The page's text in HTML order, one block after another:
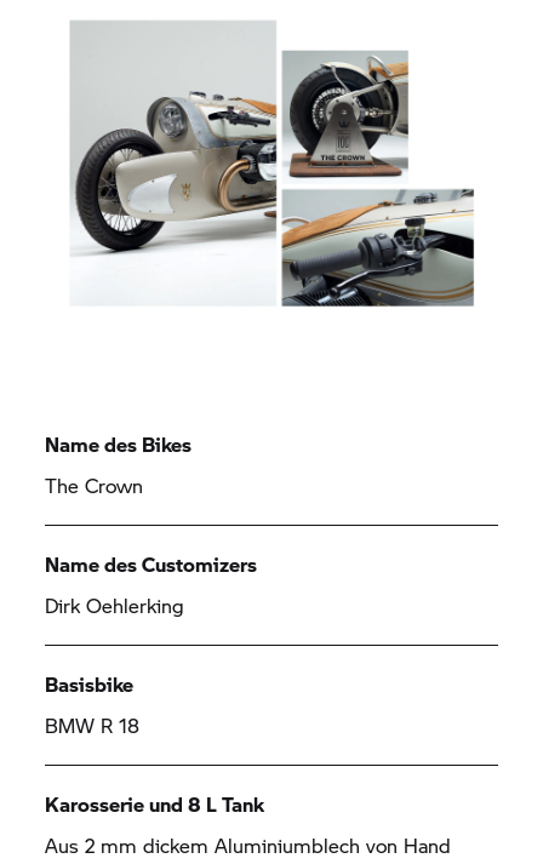
Name des Bikes
The Crown
Name des Customizers
Dirk Oehlerking
Basisbike
BMW R 18
Karosserie und 8 L Tank
Aus 2 mm dickem Aluminiumblech von Hand